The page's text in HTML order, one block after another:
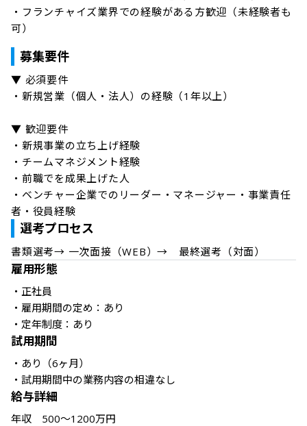
・フランチャイズ業界での経験がある方歓迎（未経験者も
可）
募集要件
▼ 必須要件
・新規営業（個人・法人）の経験（1年以上）
▼ 歓迎要件
・新規事業の立ち上げ経験
・チームマネジメント経験
・前職でを成果上げた人
・ベンチャー企業でのリーダー・マネージャー・事業責任
者・役員経験
選考プロセス
書類選考→ 一次面接（WEB）→　最終選考（対面）
雇用形態
・正社員
・雇用期間の定め：あり
・定年制度：あり
試用期間
・あり（6ヶ月）
・試用期間中の業務内容の相違なし
給与詳細
年収　500〜1200万円